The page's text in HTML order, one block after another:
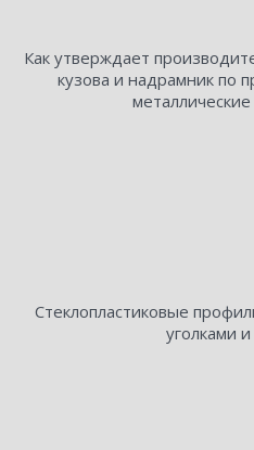
Как утверждает
кузова и надрамник по
Стеклопластиковые
уголками